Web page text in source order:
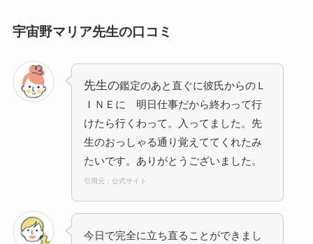
宇宙野マリア先生の口コミ
先生の鑑定のあと直ぐに彼氏からのＬ
ＩＮＥに 明日仕事だから終わって行
けたら行くわって。入ってました。先
生のおっしゃる通り覚えててくれたみ
たいです。ありがとうございました。
引用元：公式サイト
今日で完全に立ち直ることができまし